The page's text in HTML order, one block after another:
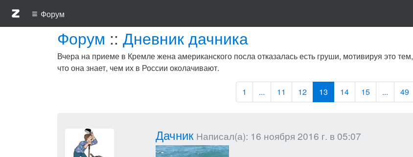
≡ Форум
Форум :: Дневник дачника
Вчера на приеме в Кремле жена американского посла отказалась есть груши, мотивируя это тем,
что она знает, чем их в России околачивают.
1 ... 11 12 13 14 15 ... 49
ДачникНаписал(а): 16 ноября 2016 г. в 05:07